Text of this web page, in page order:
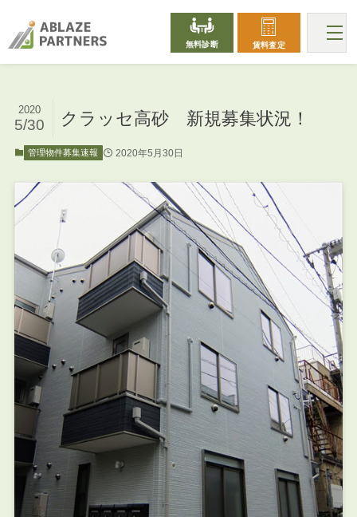
無料診断 賃料査定
クラッセ高砂 新規募集状況！
2020
5/30
管理物件募集速報 2020年5月30日